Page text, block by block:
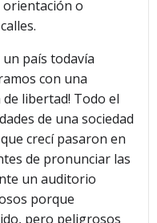
orientación o
país todavía
con una
de libertad! Todo el
de una sociedad
crecí pasaron en
de pronunciar las
un auditorio
porque
pero peligrosos